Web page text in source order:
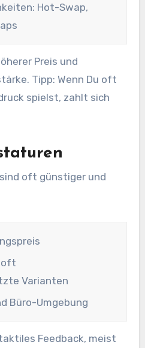
Hot-Swap,
Preis und
Tipp: Wenn Du oft
spielst, zahlt sich
oft günstiger und
oft
Varianten
Büro-Umgebung
Feedback, meist